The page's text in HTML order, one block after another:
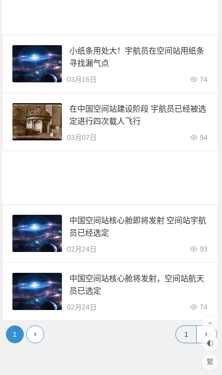
小纸条用处大！宇航员在空间站用纸条
寻找漏气点
03月16日 74
在中国空间站建设阶段 宇航员已经被选
定进行四次载人飞行
03月07日 94
中国空间站核心舱即将发射 空间站宇航
员已经选定
02月24日 93
中国空间站核心舱将发射，空间站航天
员已选定
02月24日 74
1
繁